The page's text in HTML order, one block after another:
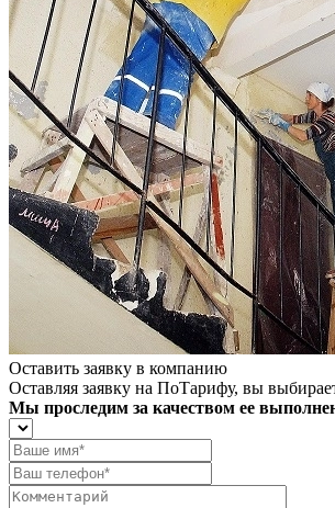
Оставить заявку в компанию
Оставляя заявку на ПоТарифу, вы
Мы проследим за качеством ее